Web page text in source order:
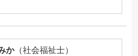
か（社会福祉士）